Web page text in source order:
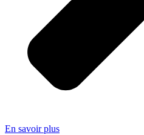
En savoir plus